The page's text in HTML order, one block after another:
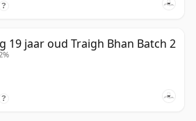
?
19 jaar oud Traigh Bhan Batch 2
?